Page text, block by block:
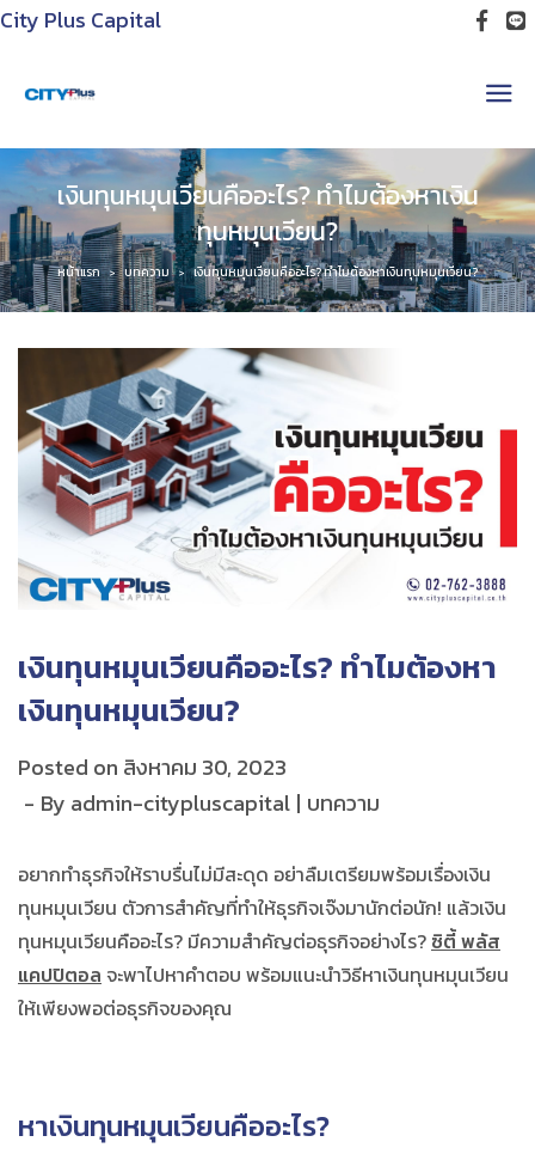
City Plus Capital
เงินทุนหมุนเวียนคืออะไร? ทำไมต้องหาเงิน
ทุนหมุนเวียน?
หน้าแรก > บทความ > เงินทุนหมุนเวียนคืออะไร? ทำไมต้องหาเงินทุนหมุนเวียน?
เงินทุนหมุนเวียนคืออะไร? ทำไมต้องหา
เงินทุนหมุนเวียน?
Posted on สิงหาคม 30, 2023
By admin-citypluscapital บทความ
อยากทำธุรกิจให้ราบรื่นไม่มีสะดุด อย่าลืมเตรียมพร้อมเรื่องเงิน
ทุนหมุนเวียน ตัวการสำคัญที่ทำให้ธุรกิจเจ๊งมานักต่อนัก! แล้วเงิน
ทุนหมุนเวียนคืออะไร? มีความสําคัญต่อธุรกิจอย่างไร? ซิตี้ พลัส
แคปปิตอล จะพาไปหาคำตอบ พร้อมแนะนำวิธีหาเงินทุนหมุนเวียน
ให้เพียงพอต่อธุรกิจของคุณ
หาเงินทุนหมุนเวียนคืออะไร?